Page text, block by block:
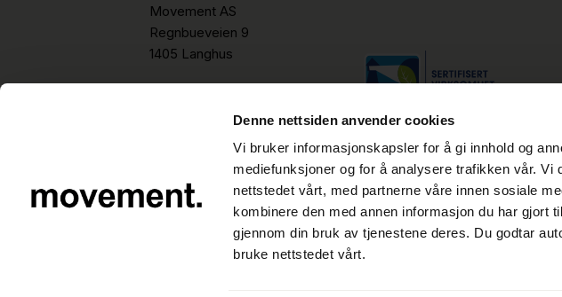
Denne nettsiden anvender cookies
Vi bruker informasjonskapsler for å gi innhold og
mediefunksjoner og for å analysere trafikken vår.
nettstedet vårt, med partnerne våre innen sosiale
kombinere den med annen informasjon du har gjort
gjennom din bruk av tjenestene deres. Du godtar
bruke nettstedet vårt.
Movement AS
Regnbueveien 9
1405 Langhus
hello@movement.as